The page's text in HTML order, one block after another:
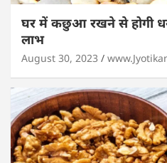
घर में कछुआ रखने से होगी
लाभ
August 30, 2023